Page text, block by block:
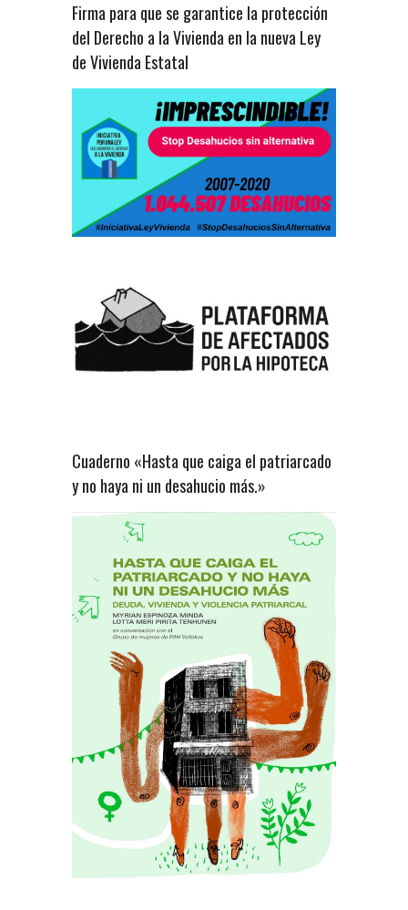
Firma para que se garantice la protección
del Derecho a la Vivienda en la nueva Ley
de Vivienda Estatal
Cuaderno «Hasta que caiga el patriarcado
y no haya ni un desahucio más.»